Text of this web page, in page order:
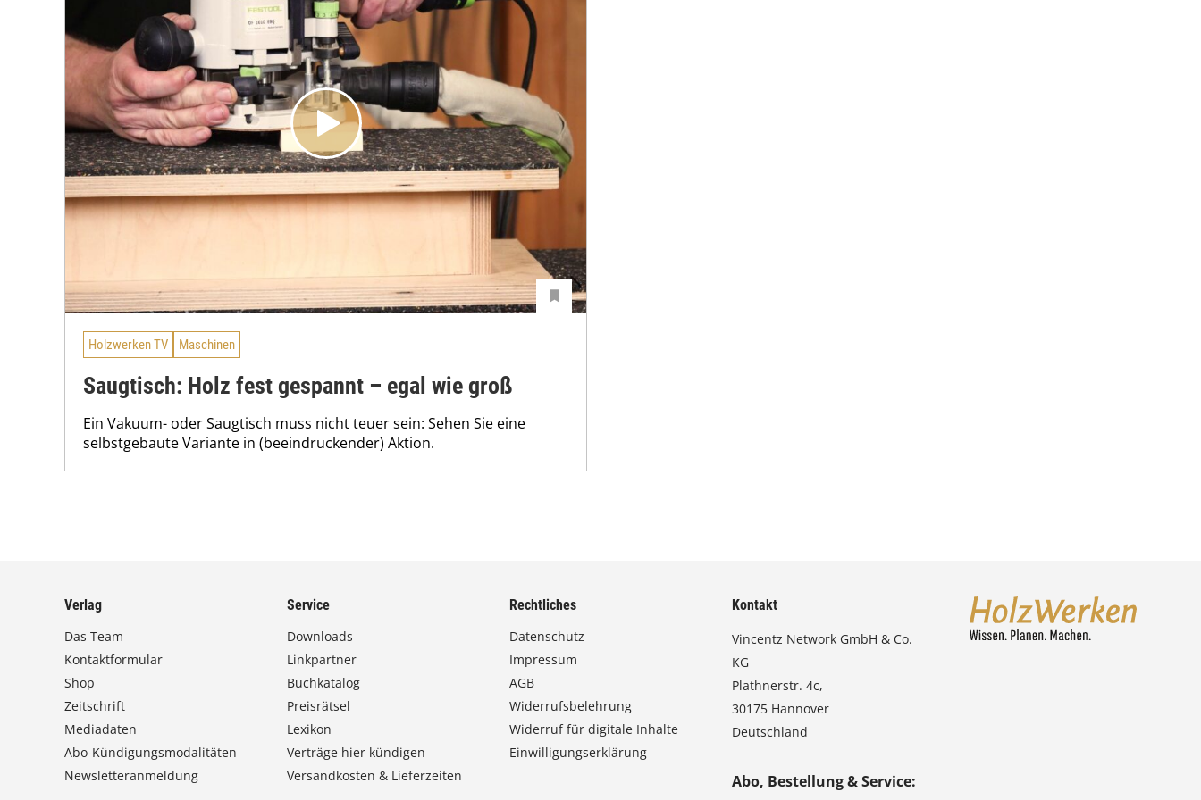
Holzwerken TV Maschinen
Saugtisch: Holz fest gespannt – egal wie groß
Ein Vakuum- oder Saugtisch muss nicht teuer sein: Sehen Sie eine
selbstgebaute Variante in (beeindruckender) Aktion.
Verlag
Das Team
Kontaktformular
Shop
Zeitschrift
Mediadaten
Abo-Kündigungsmodalitäten
Newsletteranmeldung
Service
Downloads
Linkpartner
Buchkatalog
Preisrätsel
Lexikon
Verträge hier kündigen
Versandkosten & Lieferzeiten
Rechtliches
Datenschutz
Impressum
AGB
Widerrufsbelehrung
Widerruf für digitale Inhalte
Einwilligungserklärung
Kontakt
Vincentz Network GmbH & Co.
KG
Plathnerstr. 4c,
30175 Hannover
Deutschland
Abo, Bestellung & Service: